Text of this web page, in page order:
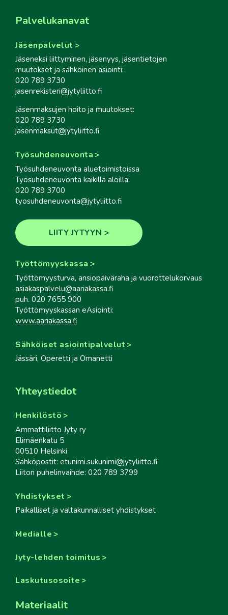
Palvelukanavat
Jäsenpalvelut
Jäseneksi liittyminen, jäsenyys, jäsentietojen
muutokset ja sähköinen asiointi:
020 789 3730
jasenrekisteri@jytyliitto.fi
Jäsenmaksujen hoito ja muutokset:
020 789 3730
jasenmaksut@jytyliitto.fi
Työsuhdeneuvonta
Työsuhdeneuvonta aluetoimistoissa
Työsuhdeneuvonta kaikilla aloilla:
020 789 3700
tyosuhdeneuvonta@jytyliitto.fi
LIITY JYTYYN
Työttömyyskassa
Työttömyysturva, ansiopäiväraha ja vuorottelukorvaus
asiakaspalvelu@aariakassa.fi
puh. 020 7655 900
Työttömyyskassan eAsiointi:
www.aariakassa.fi
Sähköiset asiointipalvelut
Jässäri, Operetti ja Omanetti
Yhteystiedot
Henkilöstö
Ammattiliitto Jyty ry
Elimäenkatu 5
00510 Helsinki
Sähköpostit: etunimi.sukunimi@jytyliitto.fi
Liiton puhelinvaihde: 020 789 3799
Yhdistykset
Paikalliset ja valtakunnalliset yhdistykset
Medialle
Jyty-lehden toimitus
Laskutusosoite
Materiaalit